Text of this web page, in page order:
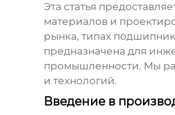
Эта статья
материалов и
рынка, типах
предназначена для
промышленности. Мы
и технологий.
Введение в